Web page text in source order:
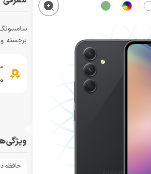
نمایندگان گارانتی مهر
برجسته
0
حافظه